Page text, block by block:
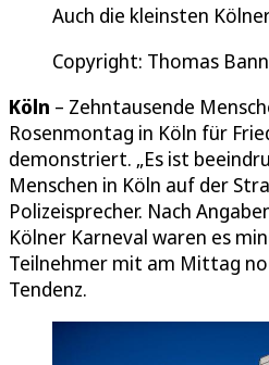
Auch die kleinsten
Copyright: Thomas
Köln – Zehntausende
Rosenmontag in Köln für
demonstriert. „Es ist
Menschen in Köln auf der
Polizeisprecher. Nach
Kölner Karneval waren es
Teilnehmer mit am Mittag
Tendenz.